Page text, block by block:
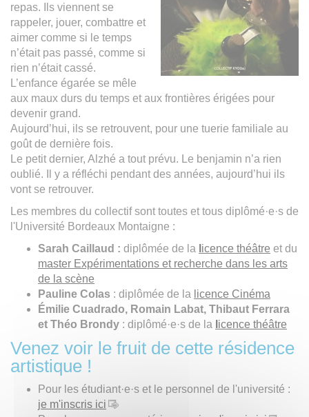
repas. Ils viennent se
rappeler, jouer, combattre et
aimer comme si le temps
n’était pas passé, comme si
rien n’était cassé.
L’enfance égarée se mêle
aux maux durs du temps et aux frontières érigées pour
devenir grand.
Aujourd’hui, ils se retrouvent, pour une tuerie familiale au
goût de dernière fois.
Le petit dernier, Alzhé a tout prévu. Le benjamin n’a rien
oublié. Il y a réfléchi pendant des années, aujourd’hui ils
vont se retrouver.
Les membres du collectif sont toutes et tous diplômé·e·s de
l'Université Bordeaux Montaigne :
Sarah Caillaud : diplômée de la icence théâtre et du
master Expérimentations et recherche dans les arts
de la scène
Pauline Colas : diplômée de la licence Cinéma
Émilie Cuadrado, Romain Labat, Thibaut Ferrara
et Théo Brondy : diplômé·e·s de la icence théâtre
Venez voir le fruit de cette résidence
artistique !
Pour les étudiant·e·s et le personnel de l'université :
je m'inscris ici